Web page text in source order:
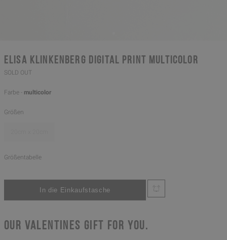
Elisa Klinkenberg digital print multicolor
SOLD OUT
Farbe - multicolor
Größen
Größentabelle
OUR VALENTINES GIFT FOR YOU.